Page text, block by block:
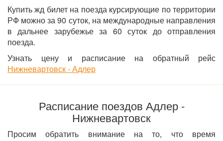
Купить жд билет на поезда курсирующие по территории
РФ можно за 90 суток, на международные направления
в дальнее зарубежье за 60 суток до отправления
поезда.
Узнать цену и расписание на обратный рейс
Нижневартовск - Адлер
Расписание поездов Адлер -
Нижневартовск
Просим обратить внимание на то, что время